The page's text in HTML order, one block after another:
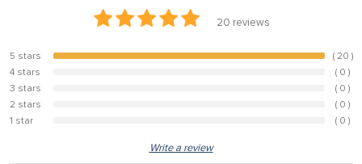
20 reviews
5 stars 100%
( 20 )
4 stars
( 0 )
3 stars
( 0 )
2 stars
( 0 )
1 star
( 0 )
Write a review